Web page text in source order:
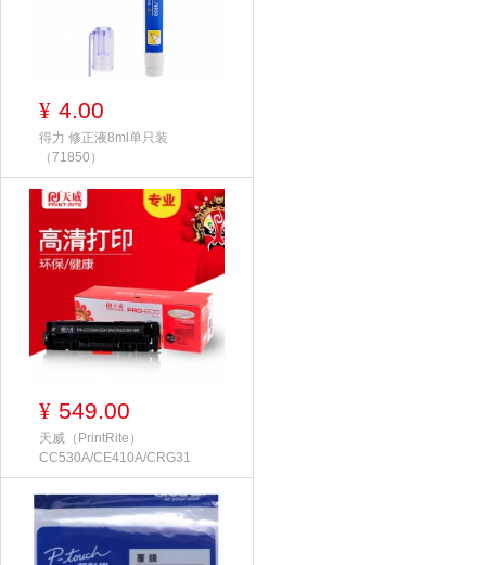
¥ 4.00
得力 修正液8ml单只装
（71850）
¥ 549.00
天威（PrintRite）
CC530A/CE410A/CRG31